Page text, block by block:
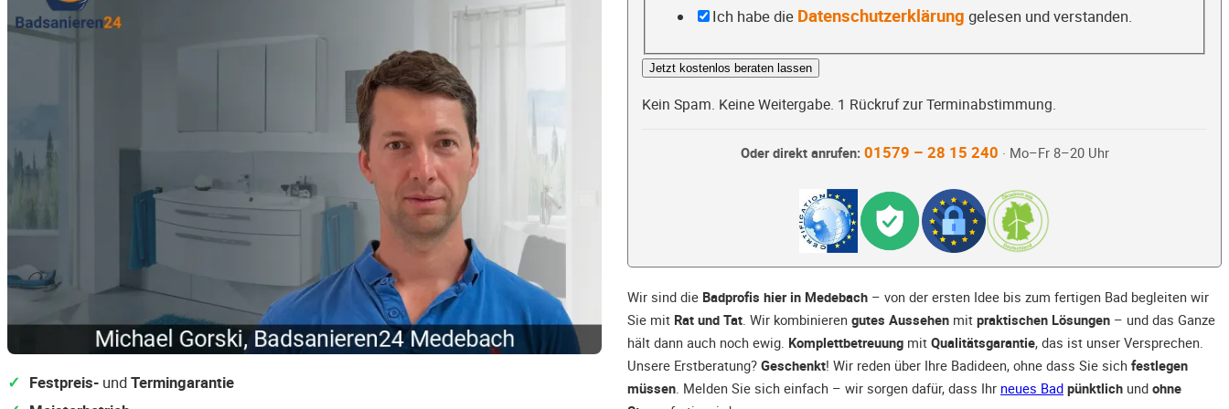
Festpreis- undTermingarantie
Ich habe die Datenschutzerklärung gelesen und verstanden.
Jetzt kostenlos beraten lassen
Kein Spam. Keine Weitergabe. 1 Rückruf zur Terminabstimmung.
Oder direkt anrufen: 01579 – 28 15 240 · Mo–Fr 8–20 Uhr
Wir sind die Badprofis hier in Medebach – von der ersten Idee bis zum fertigen Bad begleiten wir
Sie mit Rat und Tat. Wir kombinieren gutes Aussehen mit praktischen Lösungen – und das Ganze
hält dann auch noch ewig. Komplettbetreuung mit Qualitätsgarantie, das ist unser Versprechen.
Unsere Erstberatung? Geschenkt! Wir reden über Ihre Badideen, ohne dass Sie sich festlegen
müssen. Melden Sie sich einfach – wir sorgen dafür, dass Ihr neues Bad pünktlich und ohne